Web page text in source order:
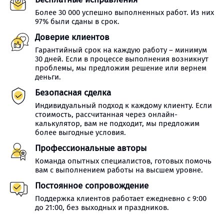
Более 30 000 успешно выполненных работ. Из них
97% были сданы в срок.
Доверие клиентов
Гарантийный срок на каждую работу – минимум
30 дней. Если в процессе выполнения возникнут
проблемы, мы предложим решение или вернем
деньги.
Безопасная сделка
Индивидуальный подход к каждому клиенту. Если
стоимость, рассчитанная через онлайн-
калькулятор, вам не подходит, мы предложим
более выгодные условия.
Профессиональные авторы
Команда опытных специалистов, готовых помочь
вам с выполнением работы на высшем уровне.
Постоянное сопровождение
Поддержка клиентов работает ежедневно с 9:00
до 21:00, без выходных и праздников.